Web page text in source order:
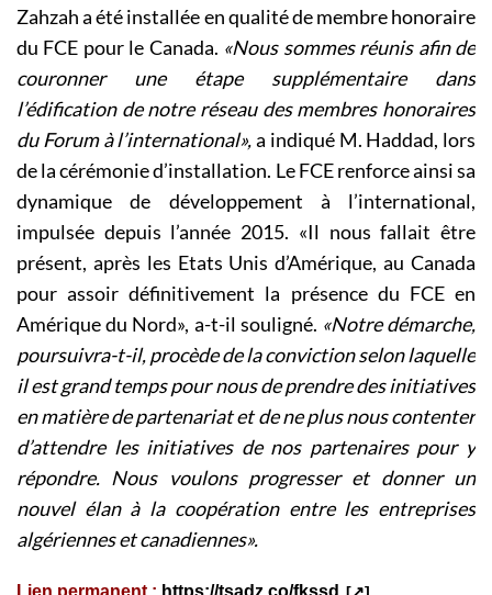
Zahzah a été installée en qualité de membre honoraire
du FCE pour le Canada. «Nous sommes réunis afin de
couronner une étape supplémentaire dans
l’édification de notre réseau des membres honoraires
du Forum à l’international»,a indiqué M. Haddad, lors
de la cérémonie d’installation. Le FCE renforce ainsi sa
dynamique de développement à l’international,
impulsée depuis l’année 2015. «Il nous fallait être
présent, après les Etats Unis d’Amérique, au Canada
pour assoir définitivement la présence du FCE en
Amérique du Nord», a-t-il souligné. «Notre démarche,
poursuivra-t-il, procède de la conviction selon laquelle
il est grand temps pour nous de prendre des initiatives
en matière de partenariat et de ne plus nous contenter
d’attendre les initiatives de nos partenaires pour y
répondre. Nous voulons progresser et donner un
nouvel élan à la coopération entre les entreprises
algériennes et canadiennes».